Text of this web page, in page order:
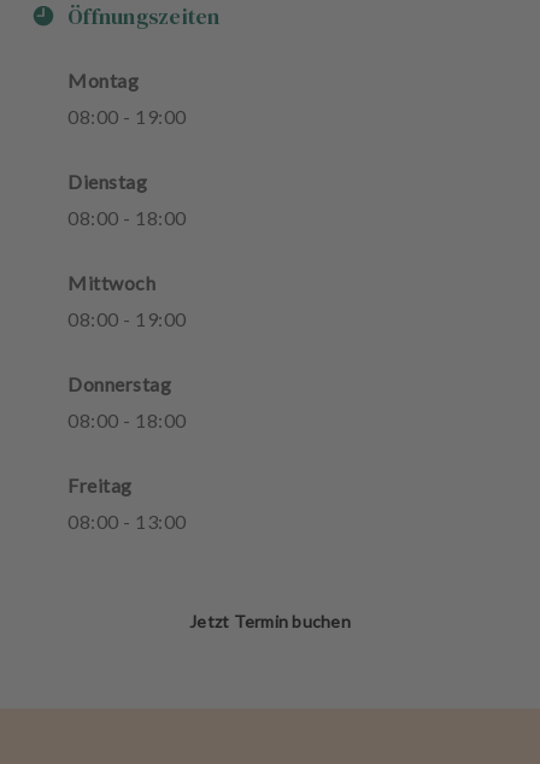
Öffnungszeiten
Montag
08:00 - 19:00
Dienstag
08:00 - 18:00
Mittwoch
08:00 - 19:00
Donnerstag
08:00 - 18:00
Freitag
08:00 - 13:00
Jetzt Termin buchen